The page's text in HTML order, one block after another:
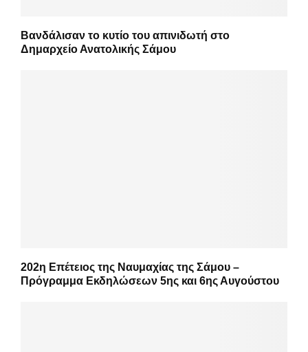
Βανδάλισαν το κυτίο του απινιδωτή στο
Δημαρχείο Ανατολικής Σάμου
202η Επέτειος της Ναυμαχίας της Σάμου –
Πρόγραμμα Εκδηλώσεων 5ης και 6ης Αυγούστου